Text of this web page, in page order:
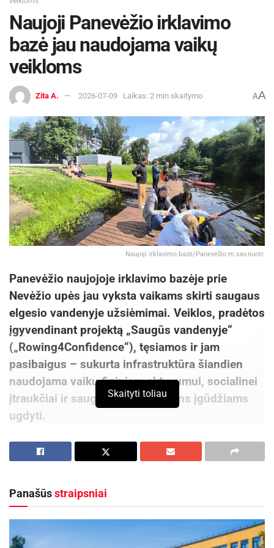
Naujoji Panevėžio irklavimo
bazė jau naudojama vaikų
veikloms
Zita A. 2026-07-09 Laikas: 2 min skaitymo AA
Naujoji irklavimo bazė/Panevėžio m.sav.nuotr.
Panevėžio naujojoje irklavimo bazėje prie
Nevėžio upės jau vyksta vaikams skirti saugaus
elgesio vandenyje užsiėmimai. Veiklos, pradėtos
įgyvendinant projektą „Saugūs vandenyje“
(„Rowing4Confidence“), tęsiamos ir jam
pasibaigus – sukurta infrastruktūra šiandien
naudojama vaikų fiziniam aktyvumui, socialinei
įtraukčiai ir saugumo prie vandens įgūdžiams
ugdyti.
Šiuo metu Panevėžio sporto centro
organizuojamuose užsiėmimuose dalyvauja 10
ugdymo centro vaikų. Įsibėgėjant sezonui į
globos namų auklėtinius.
Skaityti toliau
Panašūsstraipsniai